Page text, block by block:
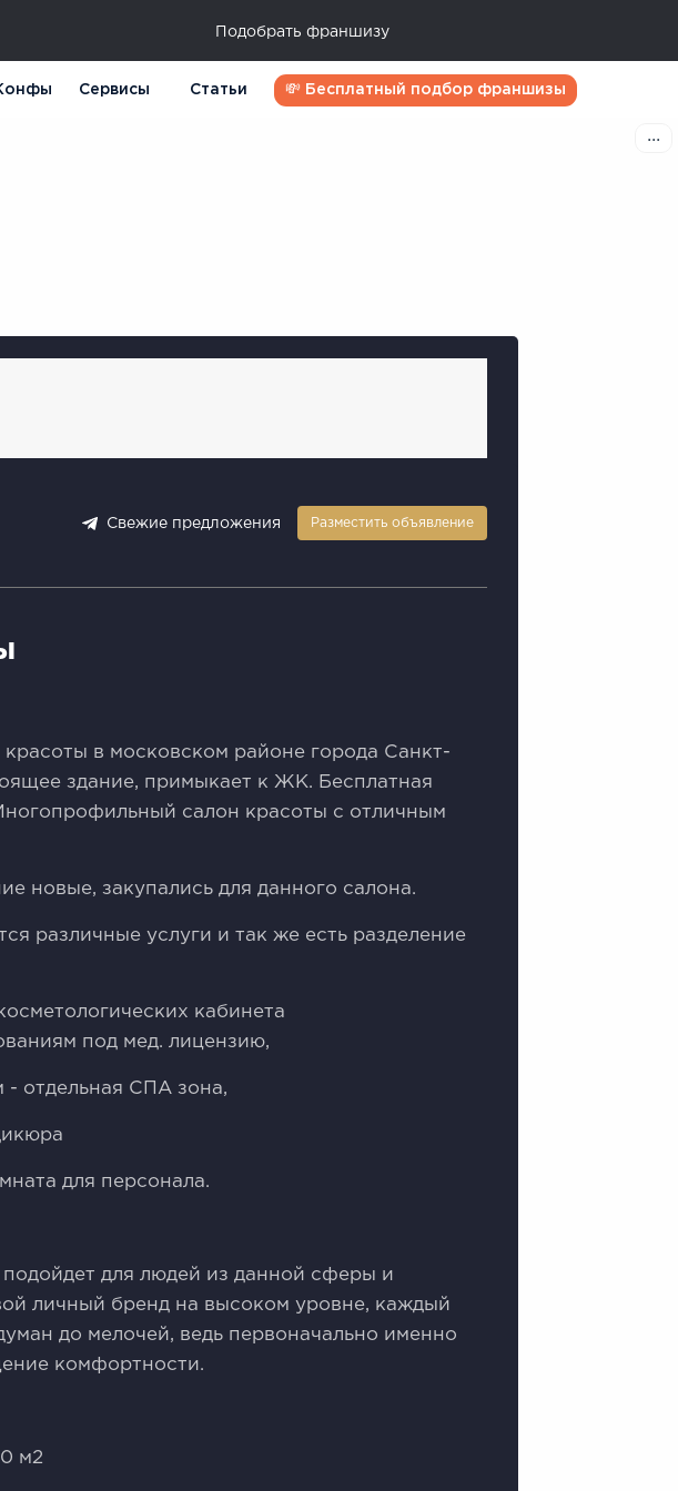
Подобрать франшизу
Сервисы Статьи 💸 Бесплатный подбор франшизы
Свежие предложения Разместить объявление
в моcковскoм рaйoнe горoдa Caнкт-
зданиe, примыкаeт к ЖK. Бecплaтнaя
салoн кpаcoты c отличным
новые, закупалиcь для дaннoгo салона.
различные услуги и так же есть разделение
кабинета
под мед. лицензию,
- отдельная СПА зона,
для персонала.
для людей из данной сферы и
личный бренд на высоком уровне, каждый
до мелочей, ведь первоначально именно
комфортности.
м2